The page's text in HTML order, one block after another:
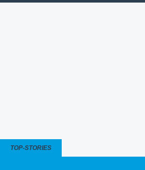
TOP-STORIES